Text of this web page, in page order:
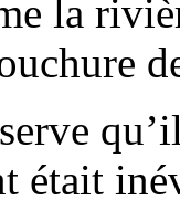
la
était